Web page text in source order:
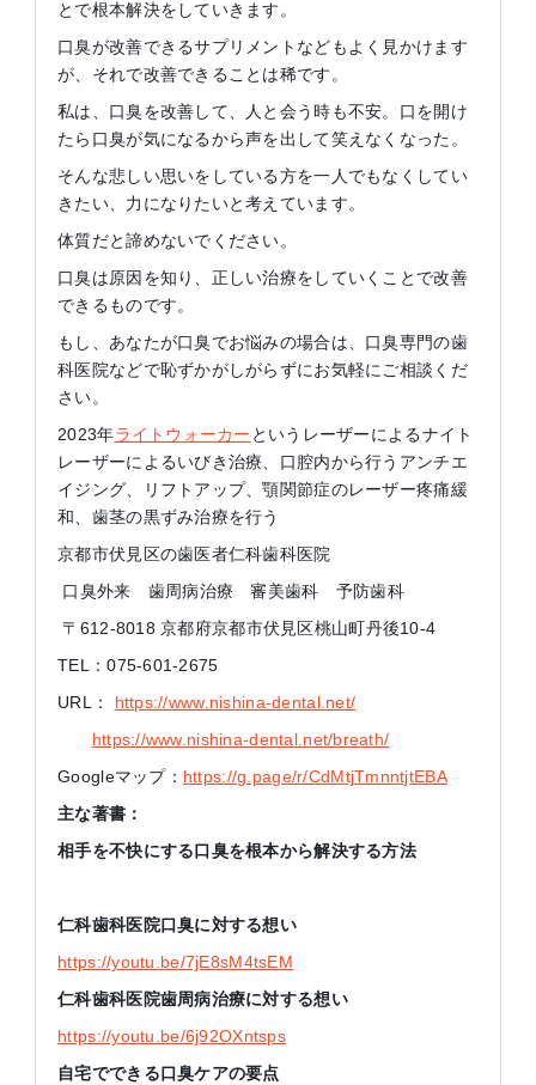
とで根本解決をしていきます。
口臭が改善できるサプリメントなどもよく見かけます
が、それで改善できることは稀です。
私は、口臭を改善して、人と会う時も不安。口を開け
たら口臭が気になるから声を出して笑えなくなった。
そんな悲しい思いをしている方を一人でもなくしてい
きたい、力になりたいと考えています。
体質だと諦めないでください。
口臭は原因を知り、正しい治療をしていくことで改善
できるものです。
もし、あなたが口臭でお悩みの場合は、口臭専門の歯
科医院などで恥ずかがしがらずにお気軽にご相談くだ
さい。
2023年ライトウォーカー というレーザーによるナイト
レーザーによるいびき治療、口腔内から行うアンチエ
イジング、リフトアップ、顎関節症のレーザー疼痛緩
和、歯茎の黒ずみ治療を行う
京都市伏見区の歯医者仁科歯科医院
口臭外来 歯周病治療 審美歯科 予防歯科
〒612-8018 京都府京都市伏見区桃山町丹後10-4
TEL：075-601-2675
URL： https://www.nishina-dental.net/
https://www.nishina-dental.net/breath/
Googleマップ： https://g.page/r/CdMtjTmnntjtEBA
主な著書：
相手を不快にする口臭を根本から解決する方法
仁科歯科医院口臭に対する想い
https://youtu.be/7jE8sM4tsEM
仁科歯科医院歯周病治療に対する想い
https://youtu.be/6j92OXntsps
自宅でできる口臭ケアの要点